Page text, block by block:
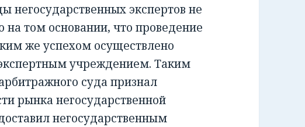
экспертов не
на том основании, что проведение
же успехом осуществлено
учреждением. Таким
суда признал
рынка негосударственной
негосударственным